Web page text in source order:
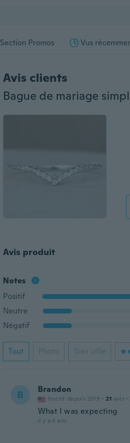
Section Promos Vus
Avis clients
Avis produit
Notes
Positif
Neutre
Négatif
Tout Photo Très utile
B Brandon
Inscrit depuis 2019 · 21 avis ·
What I was expecting
il y a 4 ans